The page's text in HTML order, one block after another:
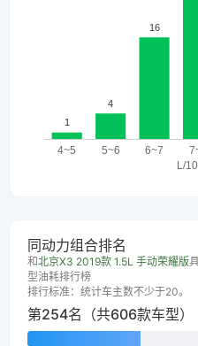
同动力组合排名
和北京X3 2019款 1.5L 手动荣耀版
型油耗排行榜
排行标准：统计车主数不少于20。
第254名（共606款车型）